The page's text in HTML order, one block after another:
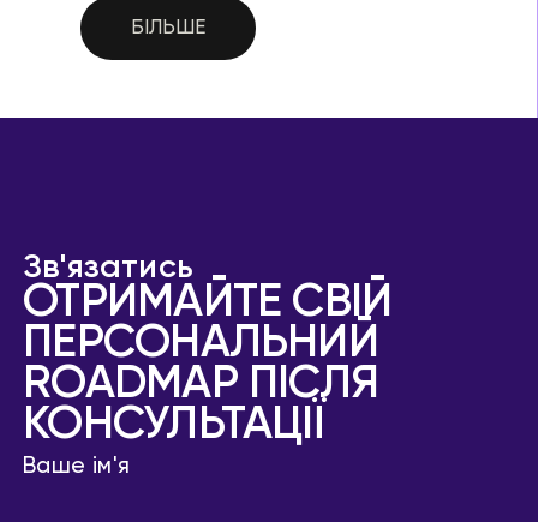
БІЛЬШЕ
Зв'язатись
ОТРИМАЙТЕ СВІЙ
ПЕРСОНАЛЬНИЙ
ROADMAP ПІСЛЯ
КОНСУЛЬТАЦІЇ